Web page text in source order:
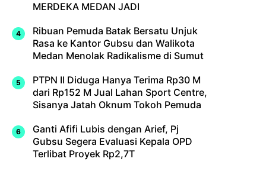
MERDEKA MEDAN JADI
Ribuan Pemuda Batak Bersatu Unjuk
Rasa ke Kantor Gubsu dan Walikota
Medan Menolak Radikalisme di Sumut
PTPN II Diduga Hanya Terima Rp30 M
dari Rp152 M Jual Lahan Sport Centre,
Sisanya Jatah Oknum Tokoh Pemuda
Ganti Afifi Lubis dengan Arief, Pj
Gubsu Segera Evaluasi Kepala OPD
Terlibat Proyek Rp2,7T